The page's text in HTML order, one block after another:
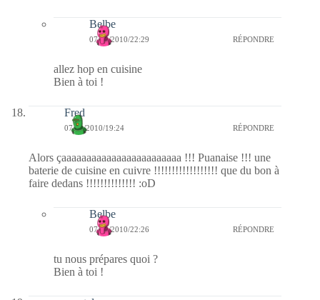
Belbe
07/02/2010/22:29 RÉPONDRE
allez hop en cuisine
Bien à toi !
Fred
07/02/2010/19:24 RÉPONDRE
Alors çaaaaaaaaaaaaaaaaaaaaaaaa !!! Puanaise !!! une
baterie de cuisine en cuivre !!!!!!!!!!!!!!!!!! que du bon à
faire dedans !!!!!!!!!!!!!! :oD
Belbe
07/02/2010/22:26 RÉPONDRE
tu nous prépares quoi ?
Bien à toi !